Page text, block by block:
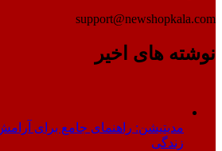
support@newshopkala.com
نوشته های اخیر
مدیتیشن: راهنمای جامع برای
زندگی